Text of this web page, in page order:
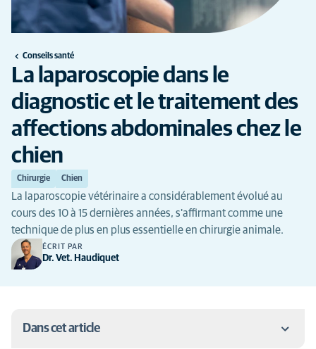
Conseils santé
La laparoscopie dans le
diagnostic et le traitement des
affections abdominales chez le
chien
Chirurgie Chien
La laparoscopie vétérinaire a considérablement évolué au
cours des 10 à 15 dernières années, s'affirmant comme une
technique de plus en plus essentielle en chirurgie animale.
ÉCRIT PAR
Dr. Vet. Haudiquet
Dans cet article